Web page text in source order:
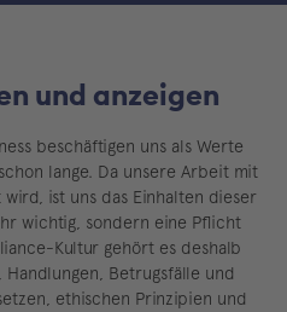
und anzeigen
beschäftigen uns als Werte
lange. Da unsere Arbeit mit
ist uns das Einhalten dieser
wichtig, sondern eine Pflicht
Kultur gehört es deshalb
Handlungen, Betrugsfälle und
ethischen Prinzipien und